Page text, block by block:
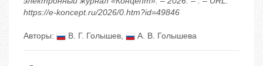
https://e-koncept.ru/2026/0.htm?id=49846
Авторы: В. Г. Голышев, А. В. Голышева